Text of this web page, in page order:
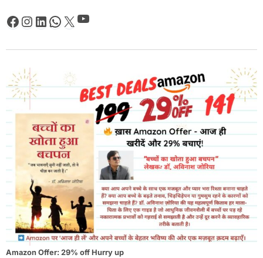
Facebook Instagram LinkedIn WhatsApp X YouTube
Amazon Offer: 29% off Hurry up